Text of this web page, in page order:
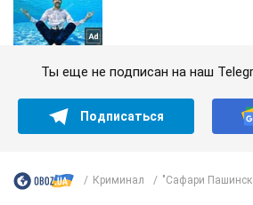
Ты еще не подписан на наш
Подписаться
Криминал "Сафари